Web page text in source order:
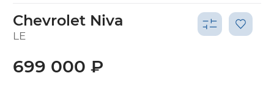
Chevrolet Niva
LE
699 000 ₽